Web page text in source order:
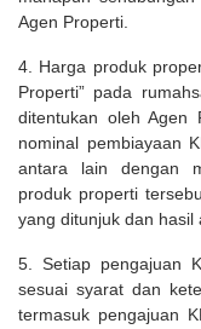
Agen Properti.
4. Harga produk
Properti” pada
ditentukan oleh Agen
nominal pembiayaan
antara lain dengan
produk properti
yang ditunjuk dan hasil
5. Setiap pengajuan
sesuai syarat dan
termasuk pengajuan